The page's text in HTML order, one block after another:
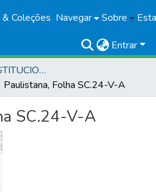
Coleções Navegar Sobre
Entrar
PRODUÇÃO INSTITUCIONAL
Paulistana, Folha SC.24-V-A
SC.24-V-A